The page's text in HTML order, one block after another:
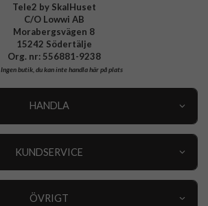
Tele2 by SkalHuset
C/O Lowwi AB
Morabergsvägen 8
15242 Södertälje
Org. nr: 556881-9238
Ingen butik, du kan inte handla här på plats
HANDLA
KUNDSERVICE
ÖVRIGT